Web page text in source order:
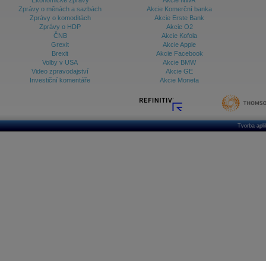
Zprávy o měnách a sazbách
Zprávy o komoditách
Zprávy o HDP
ČNB
Grexit
Brexit
Volby v USA
Video zpravodajství
Investiční komentáře
Akcie Komerční banka
Akcie Erste Bank
Akcie O2
Akcie Kofola
Akcie Apple
Akcie Facebook
Akcie BMW
Akcie GE
Akcie Moneta
Tvorba